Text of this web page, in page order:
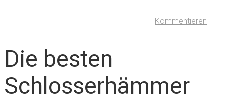
Kommentieren
Die besten
Schlosserhämmer